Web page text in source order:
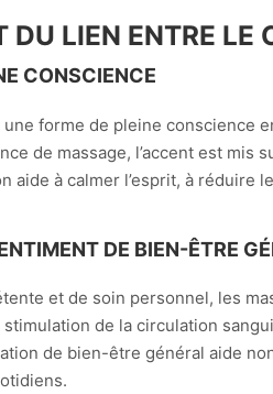
DU LIEN ENTRE LE
CONSCIENCE
une forme de pleine
de massage, l’accent est
aide à calmer l’esprit, à
DE BIEN-ÊTRE
et de soin personnel, les
de la circulation
de bien-être général aide